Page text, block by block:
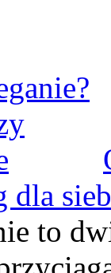
dla
to